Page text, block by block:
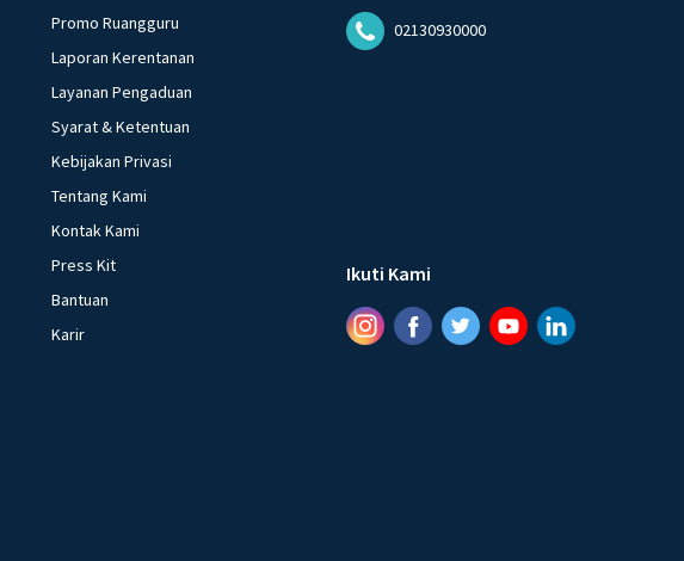
Promo Ruangguru
Laporan Kerentanan
Layanan Pengaduan
Syarat & Ketentuan
Kebijakan Privasi
Tentang Kami
Kontak Kami
Press Kit
Bantuan
Karir
02130930000
Ikuti Kami